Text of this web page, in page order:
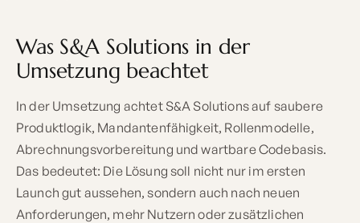
Was S&A Solutions in der
Umsetzung beachtet
In der Umsetzung achtet S&A Solutions auf saubere
Produktlogik, Mandantenfähigkeit, Rollenmodelle,
Abrechnungsvorbereitung und wartbare Codebasis.
Das bedeutet: Die Lösung soll nicht nur im ersten
Launch gut aussehen, sondern auch nach neuen
Anforderungen, mehr Nutzern oder zusätzlichen